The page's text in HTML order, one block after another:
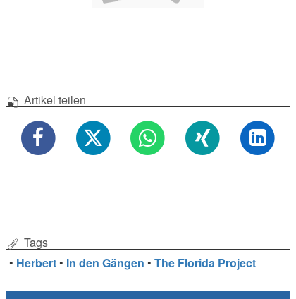
Artikel teilen
Tags
• Herbert • In den Gängen •The Florida Project